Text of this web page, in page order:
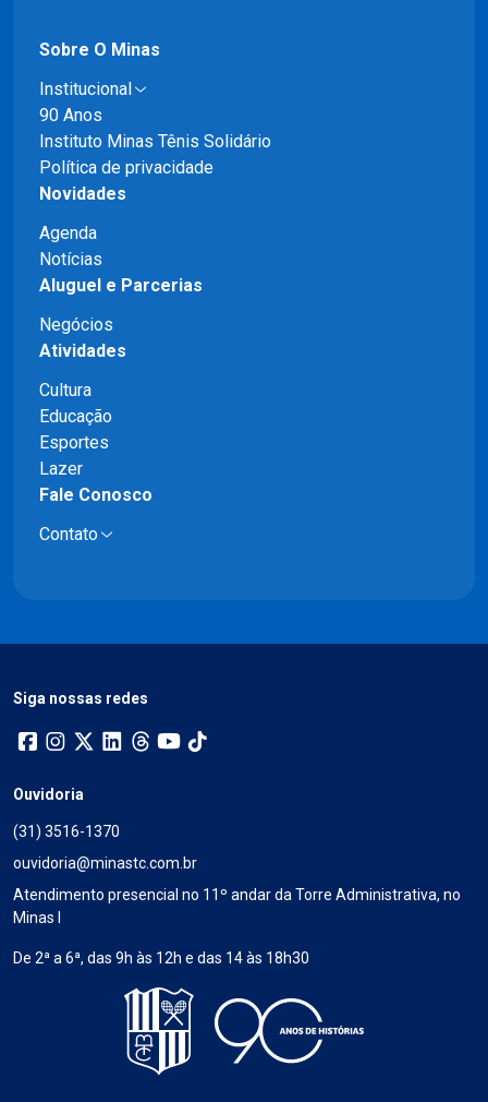
Sobre O Minas
Institucional
90 Anos
Instituto Minas Tênis Solidário
Política de privacidade
Novidades
Agenda
Notícias
Aluguel e Parcerias
Negócios
Atividades
Cultura
Educação
Esportes
Lazer
Fale Conosco
Contato
Siga nossas redes
Ouvidoria
(31) 3516-1370
ouvidoria@minastc.com.br
Atendimento presencial no 11º andar da Torre Administrativa, no
Minas I
De 2ª a 6ª, das 9h às 12h e das 14 às 18h30